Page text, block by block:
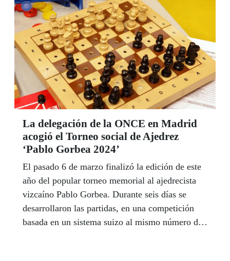
La delegación de la ONCE en Madrid
acogió el Torneo social de Ajedrez
‘Pablo Gorbea 2024’
El pasado 6 de marzo finalizó la edición de este
año del popular torneo memorial al ajedrecista
vizcaíno Pablo Gorbea. Durante seis días se
desarrollaron las partidas, en una competición
basada en un sistema suizo al mismo número de